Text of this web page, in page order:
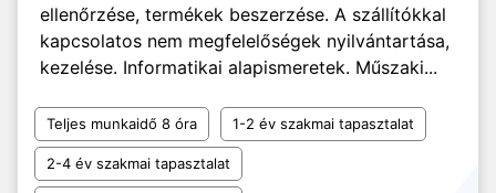
ellenőrzése, termékek beszerzése. A szállítókkal
kapcsolatos nem megfelelőségek nyilvántartása,
kezelése. Informatikai alapismeretek. Műszaki...
Teljes munkaidő 8 óra 1-2 év szakmai tapasztalat
2-4 év szakmai tapasztalat